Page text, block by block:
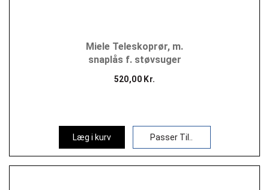
Miele Teleskoprør, m.
snaplås f. støvsuger
520,00 Kr.
Læg i kurv Passer Til..